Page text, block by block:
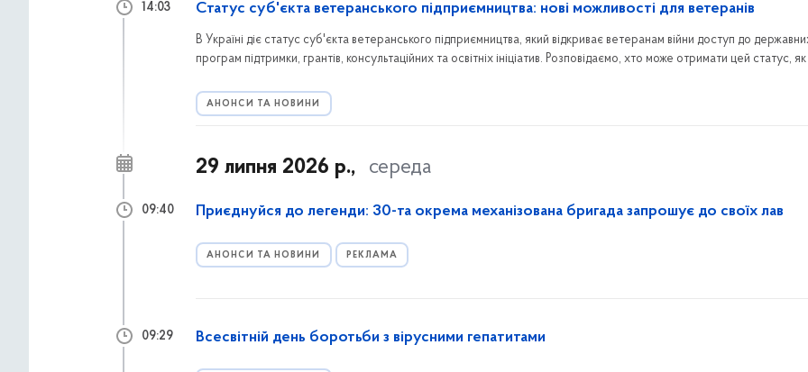
Статус суб'єкта ветеранського підприємництва: нові можливості для ветеранів
В Україні діє статус суб'єкта ветеранського підприємництва, який відкриває ветеранам війни доступ до
програм підтримки, грантів, консультаційних та освітніх ініціатив. Розповідаємо, хто може отримати цей статус,
АНОНСИ ТА НОВИНИ
14:03
29 липня 2026 р., середа
Приєднуйся до легенди: 30-та окрема механізована бригада запрошує до своїх лав
АНОНСИ ТА НОВИНИ РЕКЛАМА
09:40
Всесвітній день боротьби з вірусними гепатитами
09:29